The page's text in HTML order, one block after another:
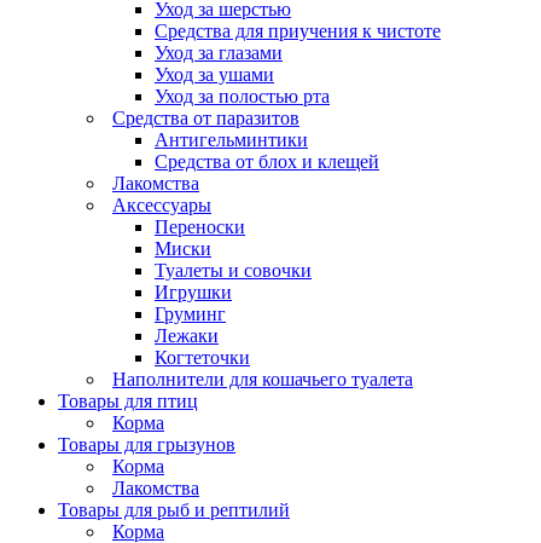
Уход за шерстью
Средства для приучения к чистоте
Уход за глазами
Уход за ушами
Уход за полостью рта
Средства от паразитов
Антигельминтики
Средства от блох и клещей
Лакомства
Аксессуары
Переноски
Миски
Туалеты и совочки
Игрушки
Груминг
Лежаки
Когтеточки
Наполнители для кошачьего туалета
Товары для птиц
Корма
Товары для грызунов
Корма
Лакомства
Товары для рыб и рептилий
Корма